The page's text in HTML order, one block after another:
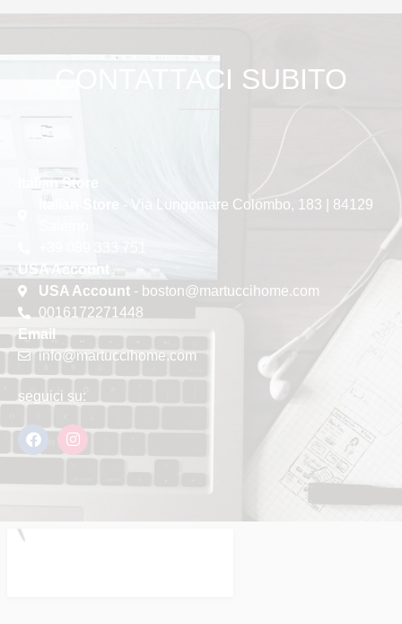
CONTATTACI SUBITO
Italian Store
Italian Store
- Via Lungomare Colombo, 183 | 84129
USA Account
USA Account- boston@martuccihome.com
0016172271448
Email
info@martuccihome.com
seguici su: